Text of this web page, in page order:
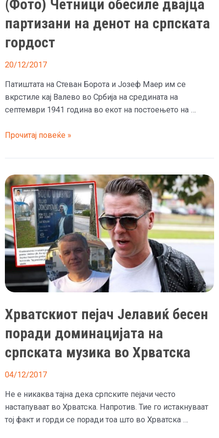
(Фото) Четници обесиле двајца
партизани на денот на српската
гордост
20/12/2017
Патиштата на Стеван Борота и Јозеф Маер им се
вкрстиле кај Валево во Србија на средината на
септември 1941 година во екот на постоењето на …
(Фото)
обесиле
двајца
партизани
на
денот
на
српската
гордост
Прочитај повеќе »
Хрватскиот пејач Јелавиќ бесен
поради доминацијата на
српската музика во Хрватска
04/12/2017
Не е никаква тајна дека српските пејачи често
настапуваат во Хрватска. Напротив. Тие го истакнуваат
тој факт и горди се поради тоа што во Хрватска …